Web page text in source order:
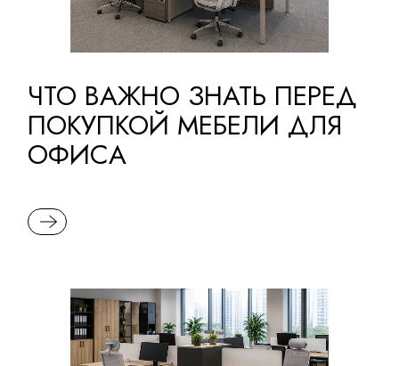
ЧТО ВАЖНО ЗНАТЬ ПЕРЕД
ПОКУПКОЙ МЕБЕЛИ ДЛЯ
ОФИСА
READ MORE